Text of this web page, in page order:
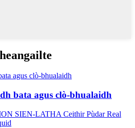
bata agus clò-bhualaidh